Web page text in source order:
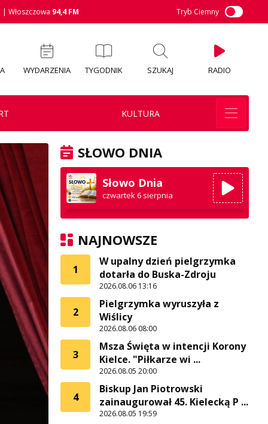
| Włoszczowa 94,4 FM Tryb Ciemny
WYDARZENIA TYGODNIK SZUKAJ RADIO
KULTURA
SŁOWO DNIA
Słowo Dnia
czwartek 6 sierpnia
NAJNOWSZE
1
W upalny dzień pielgrzymka
dotarła do Buska-Zdroju
2026.08.06 13:16
2
Pielgrzymka wyruszyła z
Wiślicy
2026.08.06 08:00
3
Msza Święta w intencji Korony
Kielce. "Piłkarze wi ...
2026.08.05 20:00
4
Biskup Jan Piotrowski
zainaugurował 45. Kielecką P ...
2026.08.05 19:59